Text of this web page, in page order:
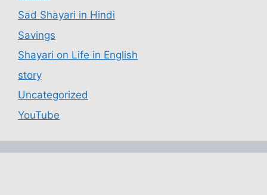
Sad Shayari in Hindi
Savings
Shayari on Life in English
story
Uncategorized
YouTube